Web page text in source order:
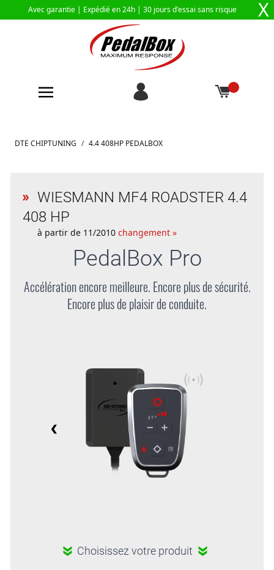
Avec garantie | Expédié en 24h | 30 jours d'essai sans risque X
DTE CHIPTUNING / 4.4 408HP PEDALBOX
WIESMANN MF4 ROADSTER 4.4
408 HP
à partir de 11/2010 changement »
PedalBox Pro
Accélération encore meilleure. Encore plus de sécurité.
Encore plus de plaisir de conduite.
Choisissez votre produit